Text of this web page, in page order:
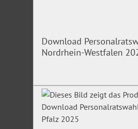
Download
Nordrhein-Westfalen